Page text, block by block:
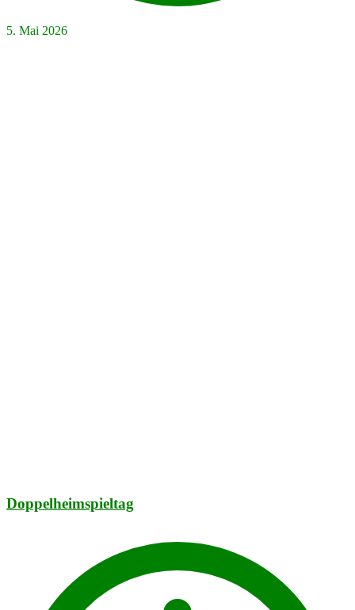
5. Mai 2026
Doppelheimspieltag